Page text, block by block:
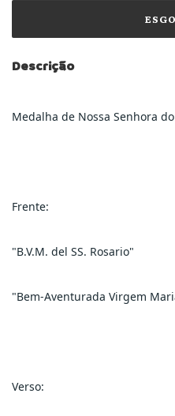
Descrição
Medalha de Nossa Senhora
Frente:
"B.V.M. del SS. Rosario"
"Bem-Aventurada Virgem
Verso: